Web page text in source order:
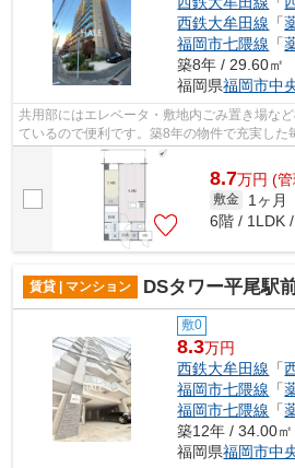
西鉄大牟田線 「
福岡市七隈線 「
築8年 / 29.60㎡
福岡県福岡市中
共用部にはエレベータ・敷地内ごみ置き場な
ているので便利です。築8年の物件で充実した
らの物件では初期費用をカードでお支払...
8.7万円 (
敷金 1ヶ月
6階 / 1LDK
賃貸 | マンション DSタワー平尾駅
敷0
8.3万円
西鉄大牟田線 「
福岡市七隈線 「
福岡市七隈線 「
築12年 / 34.00㎡
福岡県福岡市中